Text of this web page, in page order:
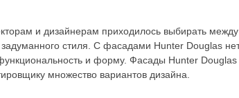
и дизайнерам приходилось выбирать
стиля. С фасадами Hunter Douglas
и форму. Фасады Hunter
множество вариантов дизайна.